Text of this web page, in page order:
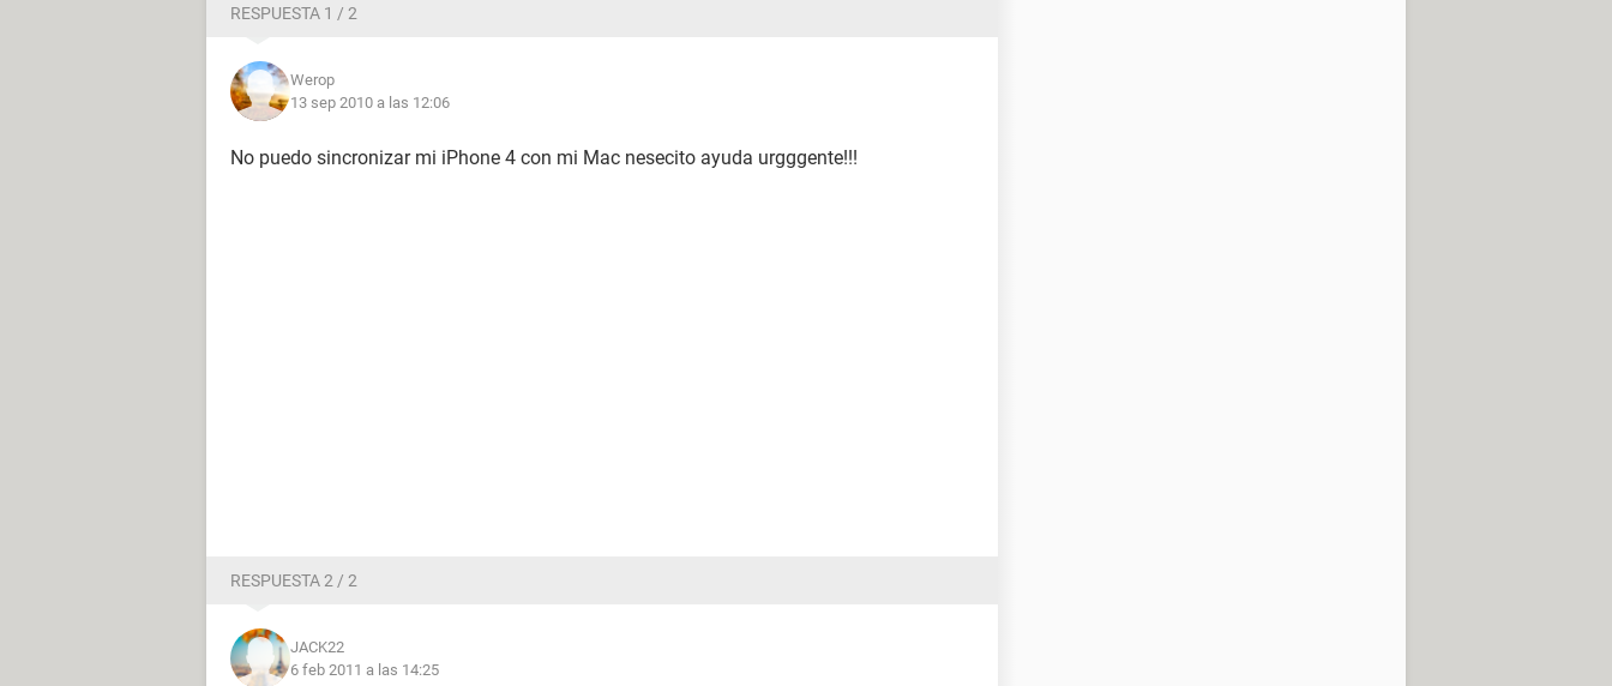
RESPUESTA 1 / 2
Werop
13 sep 2010 a las 12:06
No puedo sincronizar mi iPhone 4 con mi Mac nesecito ayuda urgggente!!!
RESPUESTA 2 / 2
JACK22
6 feb 2011 a las 14:25